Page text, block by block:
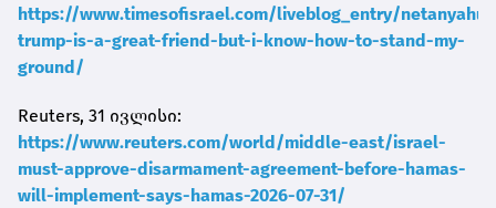
https://www.timesofisrael.com/liveblog_entry/netanyahu-
trump-is-a-great-friend-but-i-know-how-to-stand-my-
ground/
Reuters, 31 ივლისი:
https://www.reuters.com/world/middle-east/israel-
must-approve-disarmament-agreement-before-hamas-
will-implement-says-hamas-2026-07-31/